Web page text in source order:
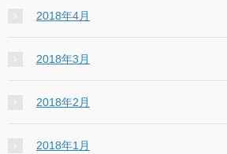
2018年4月
2018年3月
2018年2月
2018年1月